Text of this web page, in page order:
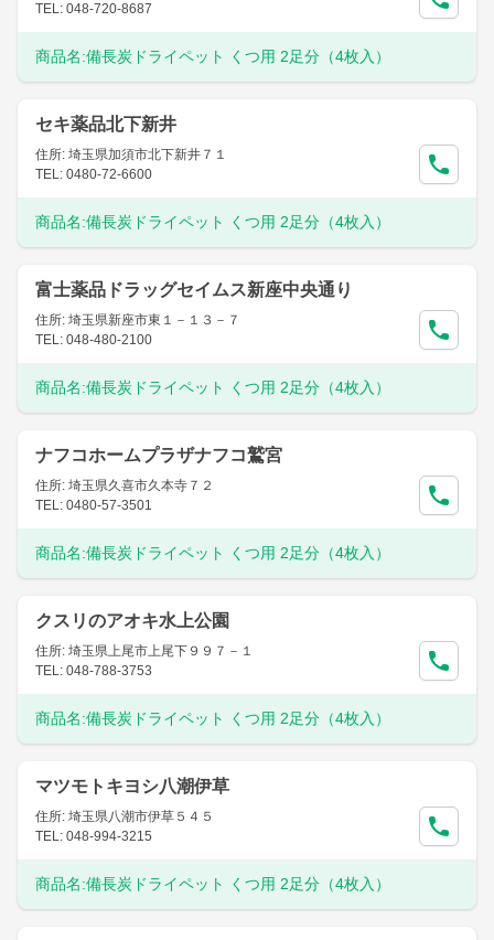
TEL: 048-720-8687
商品名:備長炭ドライペット くつ用 2足分（4枚入）
セキ薬品北下新井
住所: 埼玉県加須市北下新井７１
TEL: 0480-72-6600
商品名:備長炭ドライペット くつ用 2足分（4枚入）
富士薬品ドラッグセイムス新座中央通り
住所: 埼玉県新座市東１－１３－７
TEL: 048-480-2100
商品名:備長炭ドライペット くつ用 2足分（4枚入）
ナフコホームプラザナフコ鷲宮
住所: 埼玉県久喜市久本寺７２
TEL: 0480-57-3501
商品名:備長炭ドライペット くつ用 2足分（4枚入）
クスリのアオキ水上公園
住所: 埼玉県上尾市上尾下９９７－１
TEL: 048-788-3753
商品名:備長炭ドライペット くつ用 2足分（4枚入）
マツモトキヨシ八潮伊草
住所: 埼玉県八潮市伊草５４５
TEL: 048-994-3215
商品名:備長炭ドライペット くつ用 2足分（4枚入）